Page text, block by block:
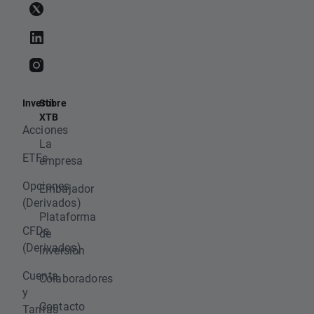
Invertir
Acciones
ETFs
Opciones
(Derivados)
CFDs
(Derivados)
Cuenta
y
Tarifas
Sobre
XTB
La
empresa
Embajador
Plataforma
de
inversión
Colaboradores
Contacto